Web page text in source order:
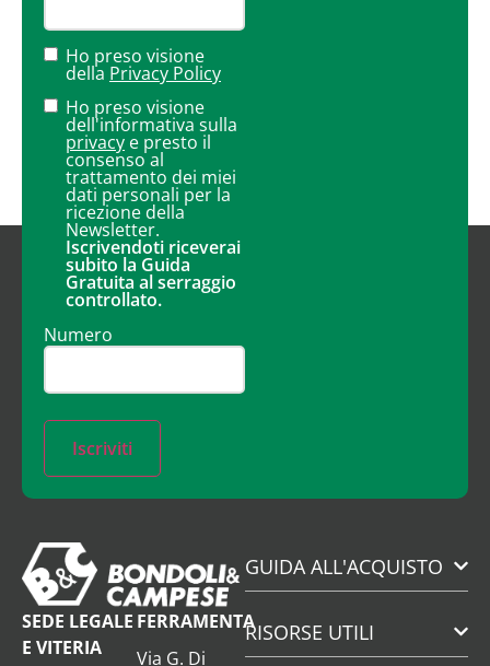
Ho preso visione
della Privacy Policy
Ho preso visione
dell'informativa sulla
privacy e presto il
consenso al
trattamento dei miei
dati personali per la
ricezione della
Newsletter.
Iscrivendoti riceverai
subito la Guida
Gratuita al serraggio
controllato.
Numero
Iscriviti
SEDE LEGALE
E VITERIA
FERRAMENTA
Via G. Di
GUIDA ALL'ACQUISTO
RISORSE UTILI